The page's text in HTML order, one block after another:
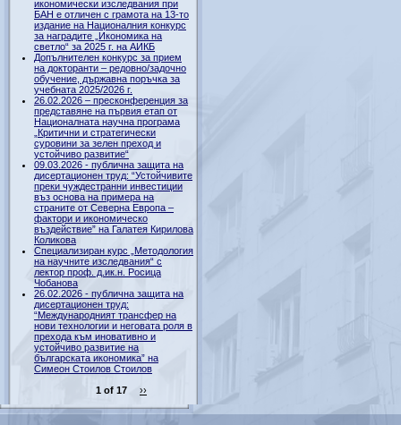
икономически изследвания при
БАН е отличен с грамота на 13-то
издание на Националния конкурс
за наградите „Икономика на
светло“ за 2025 г. на АИКБ
Допълнителен конкурс за прием
на докторанти – редовно/задочно
обучение, държавна поръчка за
учебната 2025/2026 г.
26.02.2026 – пресконференция за
представяне на първия етап от
Националната научна програма
„Критични и стратегически
суровини за зелен преход и
устойчиво развитие“
09.03.2026 - публична защита на
дисертационен труд: “Устойчивите
преки чуждестранни инвестиции
въз основа на примера на
страните от Северна Европа –
фактори и икономическо
въздействие” на Галатея Кирилова
Коликова
Специализиран курс „Методология
на научните изследвания“ с
лектор проф. д.ик.н. Росица
Чобанова
26.02.2026 - публична защита на
дисертационен труд:
“Международният трансфер на
нови технологии и неговата роля в
прехода към иновативно и
устойчиво развитие на
българската икономика” на
Симеон Стоилов Стоилов
1 of 17
››